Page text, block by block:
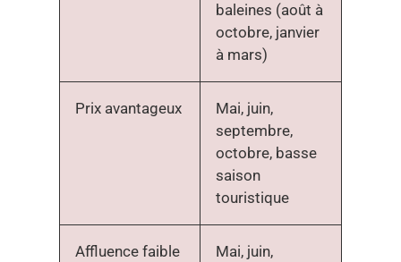
baleines (août à
octobre, janvier
à mars)
Prix avantageux
Mai, juin,
septembre,
octobre, basse
saison
touristique
Affluence faible
Mai, juin,